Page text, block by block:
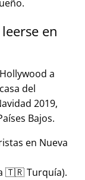
en
a
del
2019,
Bajos.
en Nueva
🇹🇷 Turquía).